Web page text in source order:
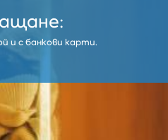
и с банкови карти.